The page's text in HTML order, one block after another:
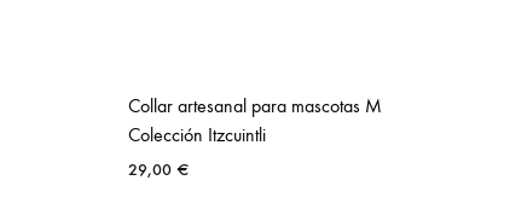
Collar artesanal para mascotas M
Colección Itzcuintli
29,00 €